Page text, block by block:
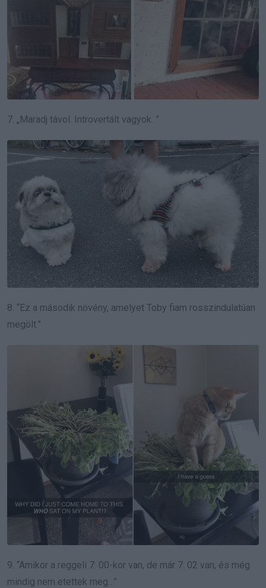
7. „Maradj távol. Introvertált vagyok. ”
8. “Ez a második növény, amelyet Toby fiam rosszindulatúan
megölt.”
9. “Amikor a reggeli 7: 00-kor van, de már 7: 02 van, és még
mindig nem etettek meg…”